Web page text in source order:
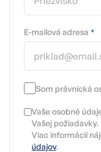
E-mailová adresa *
Som právnická
Vaše osobné
Vašej požiadavky.
Viac informácií
údajov.